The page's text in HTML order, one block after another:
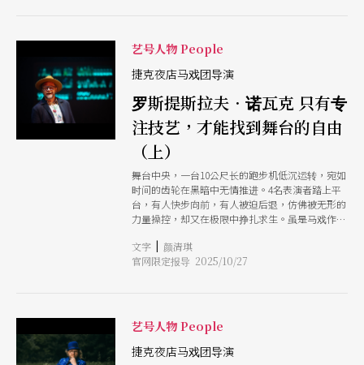
矛盾张力。它的策展主轴聚焦「聆听、记忆与抵
抗」，既尊重马戏作为传统艺术的历史，也鼓励艺
术家以自身的文化背景、性别、种族与土地为养分
样性被视为创造的力量，非主流的声音与美学在此
找到空间，瓦解传统叙事。 为期17天的活动，汇
聚来自巴西及阿根廷、法国、南非等国共 24 个团
队与艺术家，带来40个作品，邀请观众见证，马戏
如何消弭，跨越社会的、文化的、身体的，以及最
根本的人与人之间的边界。
艺号人物 People
捷克夜店马戏团导演
罗斯提斯拉夫．诺瓦克 只有专
注技艺，才能找到舞台的自由
（上）
舞台中央，一台10公尺长的跑步机低沉运转，宛如
时间的齿轮在黑暗中无情推进。4名表演者踏上平
台，有人快步向前，有人被迫后退，仿佛被无形的
力量操控，却又在极限中挣扎求生。虽是马戏作
者》（Runners）却不时让人想起偶戏：跑步机像
是那条牵动木偶的线，只是这一次，它化为速度与
Novk Jr.）正出身于这样的传统偶戏世家第8代。
从小耳濡目染，但他并没有单纯延续这项家族传
统，而是在布拉格戏剧艺术学院（DAMU）接受
文字 | 颜清琪
官网限定报导 2025/10/27
艺号人物 People
捷克夜店马戏团导演